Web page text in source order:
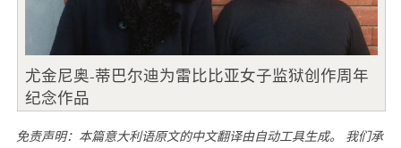
尤金尼奥-蒂巴尔迪为雷比比亚女子监狱创作周年
纪念作品
免责声明：本篇意大利语原文的中文翻译由自动工具生成。 我们承